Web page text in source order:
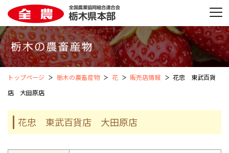
トップページ 栃木の農畜産物 花 販売店情報
花忠 東武百貨
店 大田原店
花忠 東武百貨店 大田原店